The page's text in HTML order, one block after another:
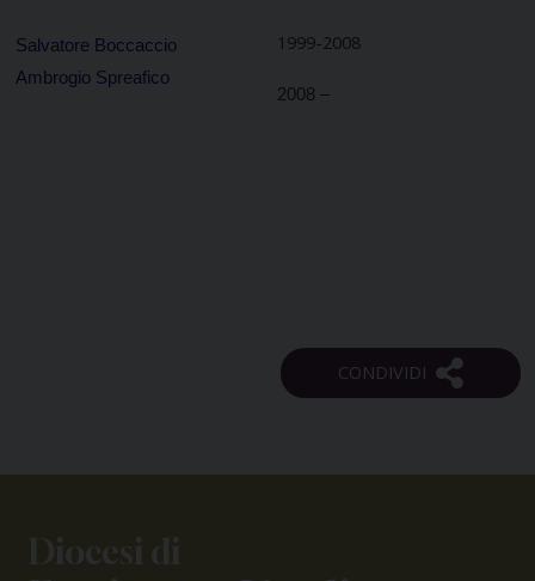
Salvatore Boccaccio
Ambrogio Spreafico
1999-2008
2008 –
Diocesi di